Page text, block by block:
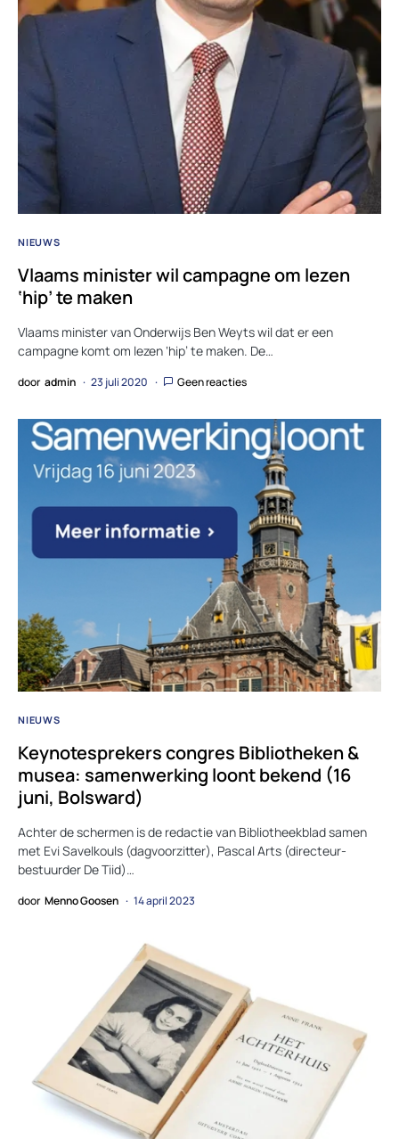
NIEUWS
Vlaams minister wil campagne om lezen
‘hip’ te maken
Vlaams minister van Onderwijs Ben Weyts wil dat er een
campagne komt om lezen ‘hip’ te maken. De…
door admin 23 juli 2020 Geen reacties
NIEUWS
Keynotesprekers congres Bibliotheken &
musea: samenwerking loont bekend (16
juni, Bolsward)
Achter de schermen is de redactie van Bibliotheekblad samen
met Evi Savelkouls (dagvoorzitter), Pascal Arts (directeur-
bestuurder De Tiid)…
door Menno Goosen 14 april 2023